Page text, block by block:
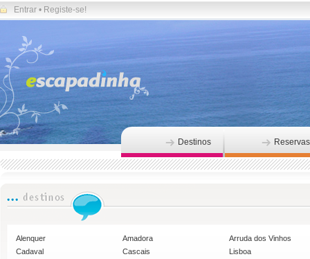
Entrar • Registe-se!
Destinos Reservas
Alenquer Amadora
Arruda dos Vinhos
Cadaval
Cascais
Lisboa